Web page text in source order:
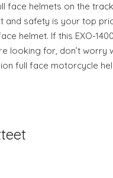
face helmets on the
and safety is your top
helmet. If this EXO-
looking for, don’t worry
full face motorcycle